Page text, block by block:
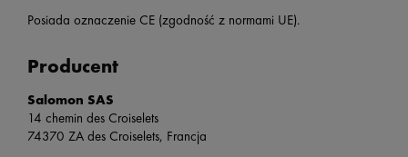
Posiada oznaczenie CE (zgodność z normami UE).
Producent
Salomon SAS
14 chemin des Croiselets
74370 ZA des Croiselets, Francja